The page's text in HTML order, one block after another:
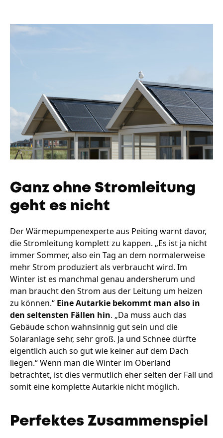
Ganz ohne Stromleitung
geht es nicht
Der Wärmepumpenexperte aus Peiting warnt davor,
die Stromleitung komplett zu kappen. „Es ist ja nicht
immer Sommer, also ein Tag an dem normalerweise
mehr Strom produziert als verbraucht wird. Im
Winter ist es manchmal genau andersherum und
man braucht den Strom aus der Leitung um heizen
zu können.“ Eine Autarkie bekommt man also in
den seltensten Fällen hin. „Da muss auch das
Gebäude schon wahnsinnig gut sein und die
Solaranlage sehr, sehr groß. Ja und Schnee dürfte
eigentlich auch so gut wie keiner auf dem Dach
liegen.“ Wenn man die Winter im Oberland
betrachtet, ist dies vermutlich eher selten der Fall und
somit eine komplette Autarkie nicht möglich.
Perfektes Zusammenspiel